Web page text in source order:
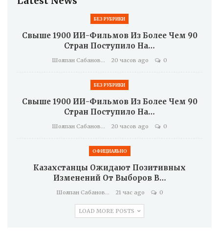
БЕЗ РУБРИКИ
Свыше 1900 ИИ-Фильмов Из Более Чем 90
Стран Поступило На…
Шолпан Сабанова 20 часов ago 0
БЕЗ РУБРИКИ
Свыше 1900 ИИ-Фильмов Из Более Чем 90
Стран Поступило На…
Шолпан Сабанова 20 часов ago 0
ОФИЦИАЛЬНО
Казахстанцы Ожидают Позитивных
Изменений От Выборов В…
Шолпан Сабанова 21 час ago 0
LOAD MORE POSTS